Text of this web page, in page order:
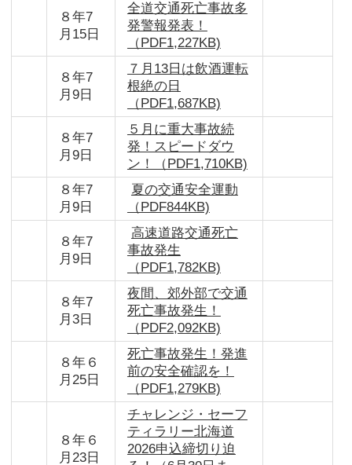
８年7
月15日
全道交通死亡事故多
発警報発表！
（PDF1,227KB)
８年7
月9日
７月13日は飲酒運転
根絶の日
（PDF1,687KB)
８年7
月9日
５月に重大事故続
発！スピードダウ
ン！（PDF1,710KB)
８年7
月9日
夏の交通安全運動
（PDF844KB)
８年7
月9日
高速道路交通死亡
事故発生
（PDF1,782KB)
８年7
月3日
夜間、郊外部で交通
死亡事故発生！
（PDF2,092KB)
８年６
月25日
死亡事故発生！発進
前の安全確認を！
（PDF1,279KB)
８年６
月23日
チャレンジ・セーフ
ティラリー北海道
2026申込締切り迫